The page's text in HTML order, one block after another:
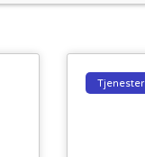
Tjenester